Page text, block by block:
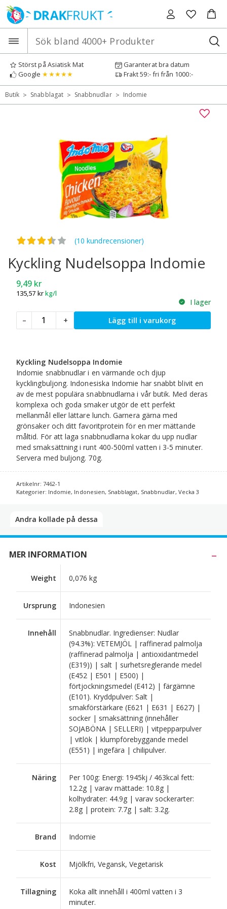
Hoppa
till
innehåll
Störst på Asiatisk Mat
Garanterat bra datum
Google ★★★★★ Frakt 59:- fri från 1000:-
Butik > Snabblagat > Snabbnudlar > Indomie
Betygsatt3.50av 5
(10 kundrecensioner)
Kyckling Nudelsoppa Indomie
9,49 kr
135,57 krkg/l
I lager
–
Kyckling
Nudelsoppa
+ Lägg till i varukorg
Kyckling Nudelsoppa Indomie
Indomie snabbnudlar i en värmande och djup
kycklingbuljong. Indonesiska Indomie har snabbt blivit en
av de mest populära snabbnudlarna i vår butik. Med deras
komplexa och goda smaker utgör de ett perfekt
mellanmål eller lättare lunch. Garnera gärna med
grönsaker och ditt favoritprotein för en mer mättande
måltid. För att laga snabbnudlarna kokar du upp nudlar
med smaksättning i runt 400-500ml vatten i 3-5 minuter.
Servera med buljong. 70g.
Artikelnr: 7462-1
Kategorier: Indomie, Indonesien, Snabblagat, Snabbnudlar,Vecka 3
Andra kollade på dessa​
MER INFORMATION
Weight 0,076 kg
Ursprung Indonesien
Innehåll
Snabbnudlar. Ingredienser: Nudlar
(94.3%): VETEMJÖL | raffinerad palmolja
(raffinerad palmolja | antioxidantmedel
(E319)) | salt | surhetsreglerande medel
(E452 | E501 | E500) |
förtjockningsmedel (E412) | färgämne
(E101). Kryddpulver: Salt |
smakförstärkare (E621 | E631 | E627) |
socker | smaksättning (innehåller
SOJABÖNA | SELLERI) | vitpepparpulver
| vitlök | klumpförebyggande medel
(E551) | ingefära | chilipulver.
Näring
Per 100g: Energi: 1945kj / 463kcal fett:
12.2g | varav mättade: 10.8g |
kolhydrater: 44.9g | varav sockerarter:
2.8g | protein: 7.7g | salt: 3.2g.
Brand Indomie
Kost Mjölkfri, Vegansk, Vegetarisk
Tillagning
Koka allt innehåll i 400ml vatten i 3
minuter.